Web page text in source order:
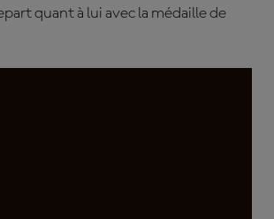
quant à lui avec la médaille de